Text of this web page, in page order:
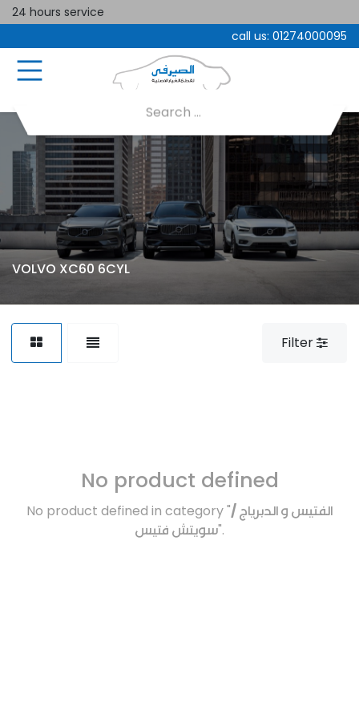
24 hours service
call us: 01274000095
VOLVO XC60 6CYL
Filter
No product defined
No product defined in category "الفتيس و الدبرياج /
سويتش فتيس".